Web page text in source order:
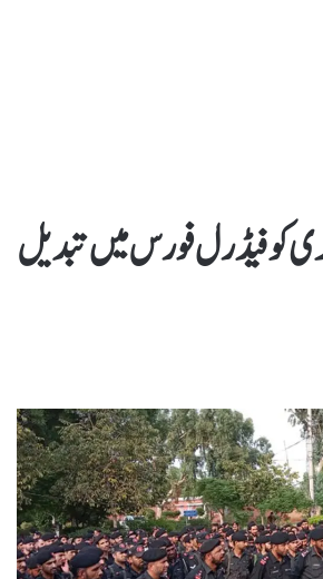
کو فیڈرل فورس میں تبدیل